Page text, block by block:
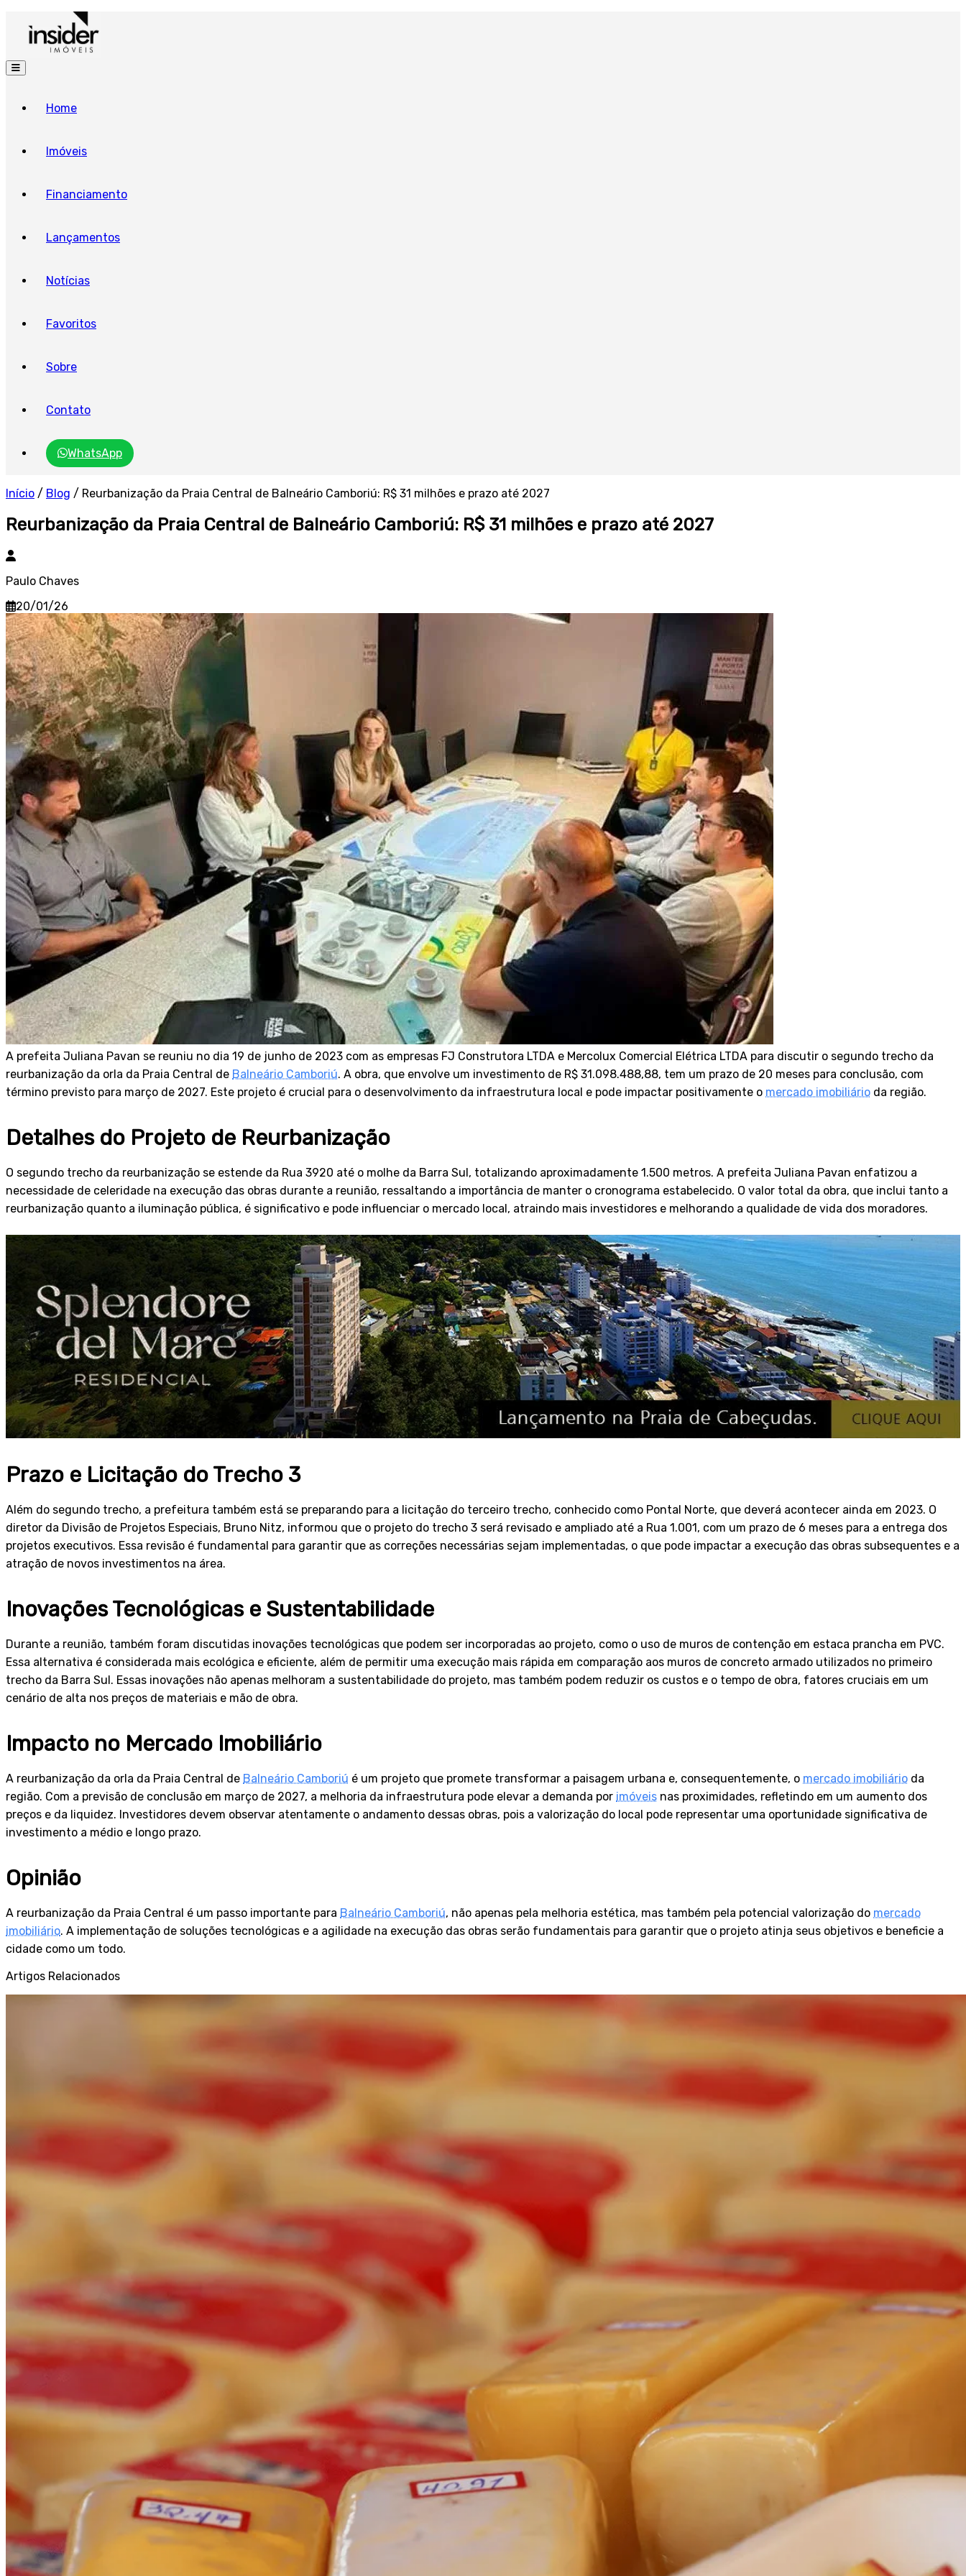
Home
Imóveis
Financiamento
Lançamentos
Notícias
Favoritos
Sobre
Contato
WhatsApp
Início / Blog / Reurbanização da Praia Central de Balneário Camboriú: R$ 31 milhões e prazo até 2027
Reurbanização da Praia Central de Balneário Camboriú: R$ 31 milhões e prazo até 2027
Paulo Chaves
20/01/26
A prefeita Juliana Pavan se reuniu no dia 19 de junho de 2023 com as empresas FJ Construtora LTDA e Mercolux Comercial Elétrica LTDA para discutir o segundo trecho da
reurbanização da orla da Praia Central de Balneário Camboriú. A obra, que envolve um investimento de R$ 31.098.488,88, tem um prazo de 20 meses para conclusão, com
término previsto para março de 2027. Este projeto é crucial para o desenvolvimento da infraestrutura local e pode impactar positivamente o mercado imobiliário da região.
Detalhes do Projeto de Reurbanização
O segundo trecho da reurbanização se estende da Rua 3920 até o molhe da Barra Sul, totalizando aproximadamente 1.500 metros. A prefeita Juliana Pavan enfatizou a
necessidade de celeridade na execução das obras durante a reunião, ressaltando a importância de manter o cronograma estabelecido. O valor total da obra, que inclui tanto a
reurbanização quanto a iluminação pública, é significativo e pode influenciar o mercado local, atraindo mais investidores e melhorando a qualidade de vida dos moradores.
Prazo e Licitação do Trecho 3
Além do segundo trecho, a prefeitura também está se preparando para a licitação do terceiro trecho, conhecido como Pontal Norte, que deverá acontecer ainda em 2023. O
diretor da Divisão de Projetos Especiais, Bruno Nitz, informou que o projeto do trecho 3 será revisado e ampliado até a Rua 1.001, com um prazo de 6 meses para a entrega dos
projetos executivos. Essa revisão é fundamental para garantir que as correções necessárias sejam implementadas, o que pode impactar a execução das obras subsequentes e a
atração de novos investimentos na área.
Inovações Tecnológicas e Sustentabilidade
Durante a reunião, também foram discutidas inovações tecnológicas que podem ser incorporadas ao projeto, como o uso de muros de contenção em estaca prancha em PVC.
Essa alternativa é considerada mais ecológica e eficiente, além de permitir uma execução mais rápida em comparação aos muros de concreto armado utilizados no primeiro
trecho da Barra Sul. Essas inovações não apenas melhoram a sustentabilidade do projeto, mas também podem reduzir os custos e o tempo de obra, fatores cruciais em um
cenário de alta nos preços de materiais e mão de obra.
Impacto no Mercado Imobiliário
A reurbanização da orla da Praia Central de Balneário Camboriú é um projeto que promete transformar a paisagem urbana e, consequentemente, o mercado imobiliário da
região. Com a previsão de conclusão em março de 2027, a melhoria da infraestrutura pode elevar a demanda por imóveis nas proximidades, refletindo em um aumento dos
preços e da liquidez. Investidores devem observar atentamente o andamento dessas obras, pois a valorização do local pode representar uma oportunidade significativa de
investimento a médio e longo prazo.
Opinião
A reurbanização da Praia Central é um passo importante para Balneário Camboriú, não apenas pela melhoria estética, mas também pela potencial valorização do mercado
imobiliário. A implementação de soluções tecnológicas e a agilidade na execução das obras serão fundamentais para garantir que o projeto atinja seus objetivos e beneficie a
cidade como um todo.
Artigos Relacionados